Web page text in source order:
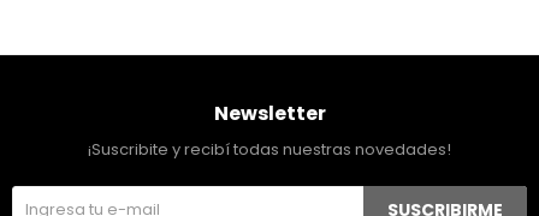
Newsletter
¡Suscribite y recibí todas nuestras novedades!
SUSCRIBIRME